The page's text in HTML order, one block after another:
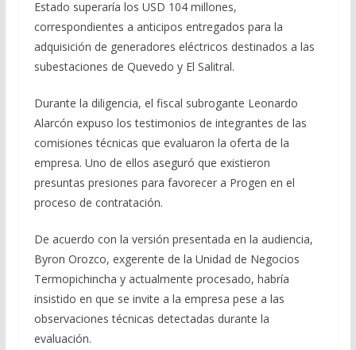
Estado superaría los USD 104 millones,
correspondientes a anticipos entregados para la
adquisición de generadores eléctricos destinados a las
subestaciones de Quevedo y El Salitral.
Durante la diligencia, el fiscal subrogante Leonardo
Alarcón expuso los testimonios de integrantes de las
comisiones técnicas que evaluaron la oferta de la
empresa. Uno de ellos aseguró que existieron
presuntas presiones para favorecer a Progen en el
proceso de contratación.
De acuerdo con la versión presentada en la audiencia,
Byron Orozco, exgerente de la Unidad de Negocios
Termopichincha y actualmente procesado, habría
insistido en que se invite a la empresa pese a las
observaciones técnicas detectadas durante la
evaluación.